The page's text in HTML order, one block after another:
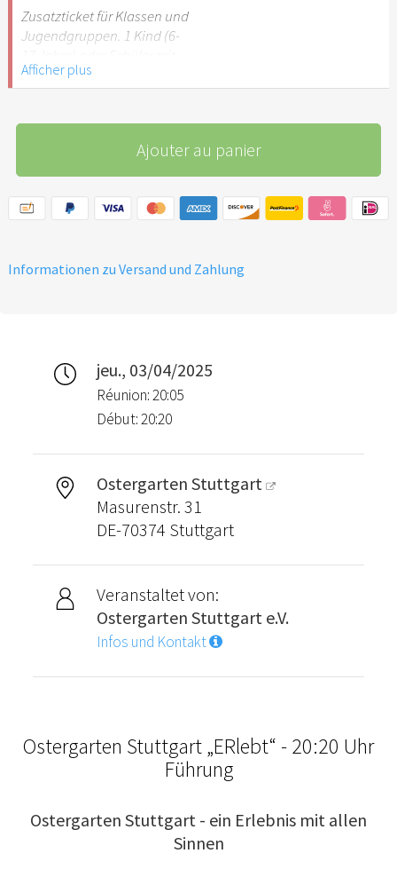
Stuttgart nicht
empfehlenswert.
Zusatzticket für Klassen und
Jugendgruppen. 1 Kind (6-
Schülerausweis.
empfehlenswert.
Afficher plus
Ajouter au panier
Informationen zu Versand und Zahlung
jeu., 03/04/2025
Réunion: 20:05
Début: 20:20
Ostergarten Stuttgart
Masurenstr. 31
DE-70374 Stuttgart
Veranstaltet von:
Ostergarten Stuttgart e.V.
Infos und Kontakt
Ostergarten Stuttgart „ERlebt“ - 20:20 Uhr
Führung
Ostergarten Stuttgart - ein Erlebnis mit allen
Sinnen